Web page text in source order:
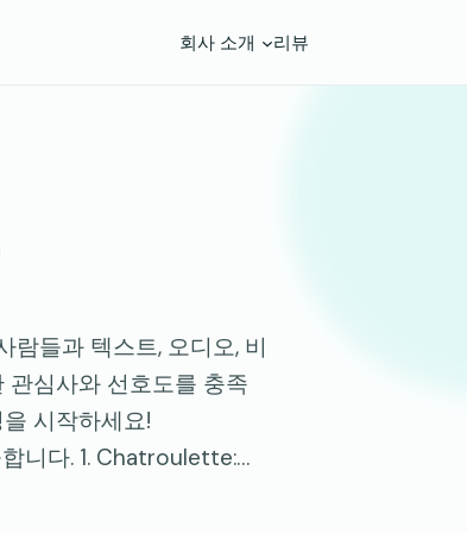
회사 소개 리뷰
들과 텍스트, 오디오, 비
관심사와 선호도를 충족
시작하세요!
니다. 1. Chatroulette:…